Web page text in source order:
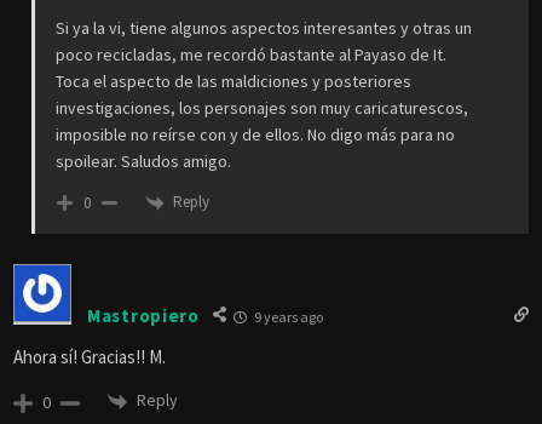
Si ya la vi, tiene algunos aspectos interesantes y otras un
poco recicladas, me recordó bastante al Payaso de It.
Toca el aspecto de las maldiciones y posteriores
investigaciones, los personajes son muy caricaturescos,
imposible no reírse con y de ellos. No digo más para no
spoilear. Saludos amigo.
0 Reply
Mastropiero 9 years ago
Ahora sí! Gracias!! M.
0 Reply